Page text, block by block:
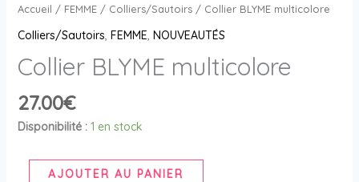
Accueil / FEMME/ Colliers/Sautoirs/ Collier BLYME multicolore
Colliers/Sautoirs, FEMME, NOUVEAUTÉS
Collier BLYME multicolore
27.00€
Disponibilité : 1 en stock
AJOUTER AU PANIER